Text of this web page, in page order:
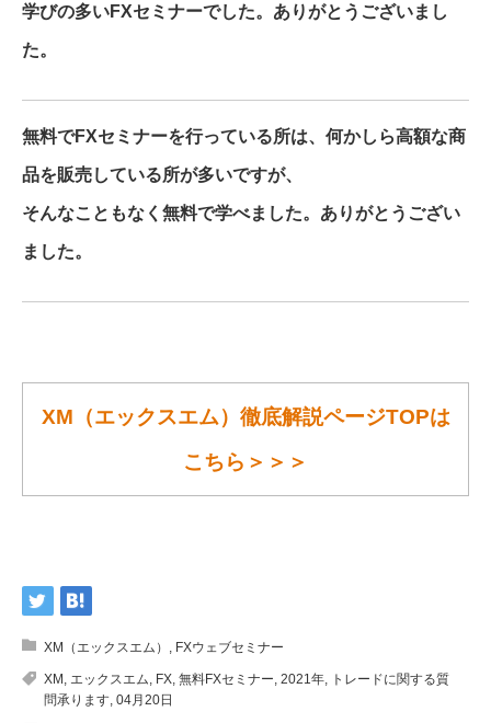
学びの多いFXセミナーでした。ありがとうございまし
た。
無料でFXセミナーを行っている所は、何かしら高額な商
品を販売している所が多いですが、
そんなこともなく無料で学べました。ありがとうござい
ました。
XM（エックスエム）徹底解説ページTOPは
こちら＞＞＞
XM（エックスエム） , FXウェブセミナー
XM , エックスエム, FX, 無料FXセミナー, 2021年, トレードに関する質
問承ります, 04月20日